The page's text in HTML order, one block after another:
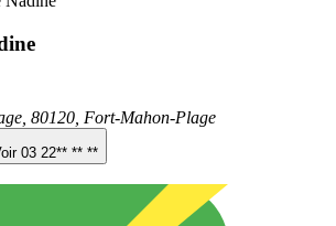
80120 Fort-Mahon-Plage
03 22** ** **